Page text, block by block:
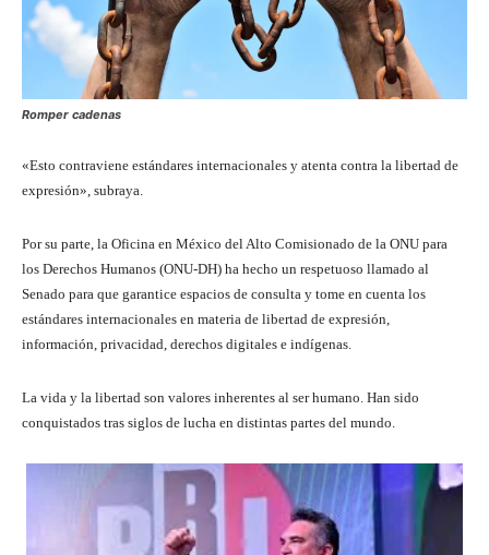
Romper cadenas
«Esto contraviene estándares internacionales y atenta contra la libertad de
expresión», subraya.
Por su parte, la Oficina en México del Alto Comisionado de la ONU para
los Derechos Humanos (ONU-DH) ha hecho un respetuoso llamado al
Senado para que garantice espacios de consulta y tome en cuenta los
estándares internacionales en materia de libertad de expresión,
información, privacidad, derechos digitales e indígenas.
La vida y la libertad son valores inherentes al ser humano. Han sido
conquistados tras siglos de lucha en distintas partes del mundo.